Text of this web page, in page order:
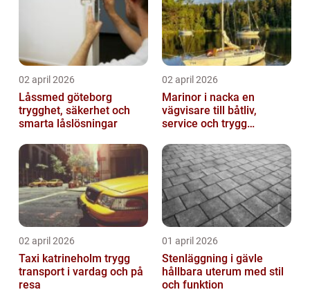
02 april 2026
Låssmed göteborg
trygghet, säkerhet och
smarta låslösningar
02 april 2026
Marinor i nacka en
vägvisare till båtliv,
service och trygg
02 april 2026
Taxi katrineholm trygg
transport i vardag och på
resa
01 april 2026
Stenläggning i gävle
hållbara uterum med stil
och funktion